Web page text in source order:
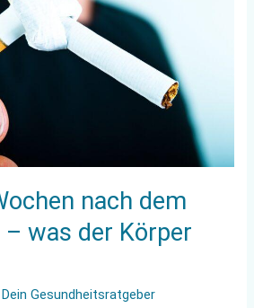
nach dem
– was der Körper
Dein Gesundheitsratgeber